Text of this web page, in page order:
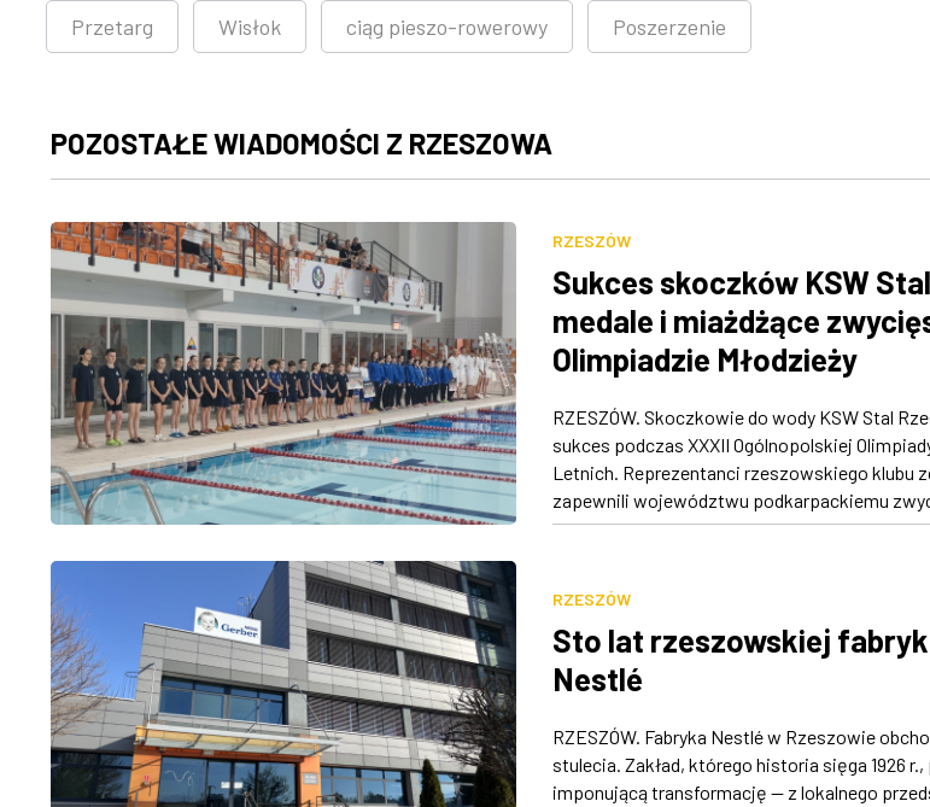
Przetarg Wisłok ciąg pieszo-rowerowy Poszerzenie
POZOSTAŁE WIADOMOŚCI Z RZESZOWA
RZESZÓW
Sukces skoczków KSW
medale i miażdżące
Olimpiadzie Młodzieży
RZESZÓW. Skoczkowie do wody KSW Stal
sukces podczas XXXII Ogólnopolskiej
Letnich. Reprezentanci rzeszowskiego klubu
zapewnili województwu podkarpackiemu
RZESZÓW
Sto lat rzeszowskiej
Nestlé
RZESZÓW. Fabryka Nestlé w Rzeszowie
stulecia. Zakład, którego historia sięga 1926
imponującą transformację — z lokalnego